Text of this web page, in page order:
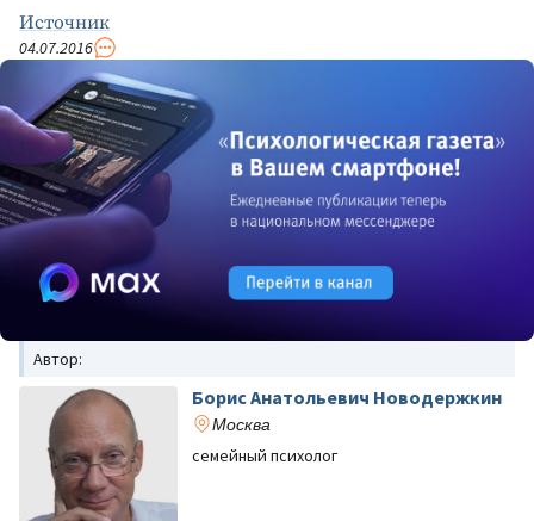
Источник
04.07.2016
Автор:
Борис Анатольевич Новодержкин
Москва
семейный психолог